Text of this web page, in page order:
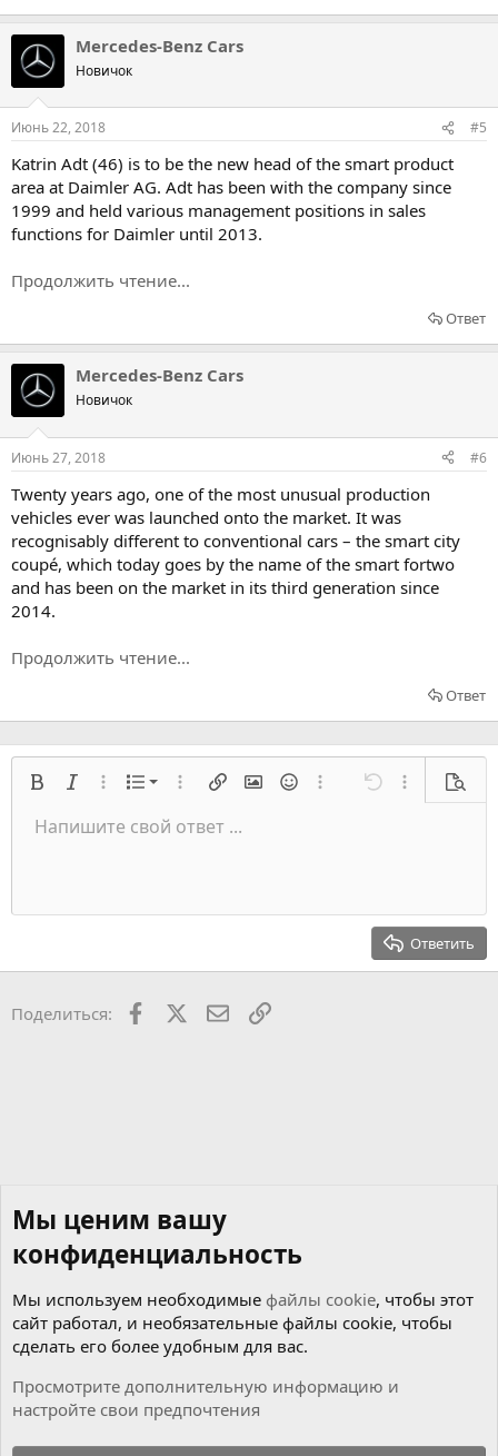
Mercedes-Benz Cars
Новичок
Июнь 22, 2018 #5
Katrin Adt (46) is to be the new head of the smart product
area at Daimler AG. Adt has been with the company since
1999 and held various management positions in sales
functions for Daimler until 2013.
Продолжить чтение...
Ответ
Mercedes-Benz Cars
Новичок
Июнь 27, 2018 #6
Twenty years ago, one of the most unusual production
vehicles ever was launched onto the market. It was
recognisably different to conventional cars – the smart city
coupé, which today goes by the name of the smart fortwo
and has been on the market in its third generation since
2014.
Продолжить чтение...
Ответ
ЖирныйКурсивРасширенный режим...
СписокНумерованный список
Список
Расширенный режим...
Вставить ссылку
Вставить изображение
СмайлыРасширенный режим...
Отмена
Размер шрифта
9
Цвет текста
Семейство шрифтов
Arial
Trebuchet MS
Перечёркнутый
Подчеркивание
Код в строку
ВыравниваниеВыровнять слева
Формат параграфа
Нормальный
Заголовок 2
ЦитатаМедиаВставить таблицу
Вставить горизонтальную линию
Спойлер
Код
Переделать
Переключить BB код
Удалить форматирование
ЧерновикиСохранить черновик
Напишите свой ответ ...
Ответить
Поделиться: Facebook ПочтаСсылкой
Мы ценим вашу
конфиденциальность
Мы используем необходимые файлы cookie, чтобы этот
сайт работал, и необязательные файлы cookie, чтобы
сделать его более удобным для вас.
Просмотрите дополнительную информацию и
настройте свои предпочтения